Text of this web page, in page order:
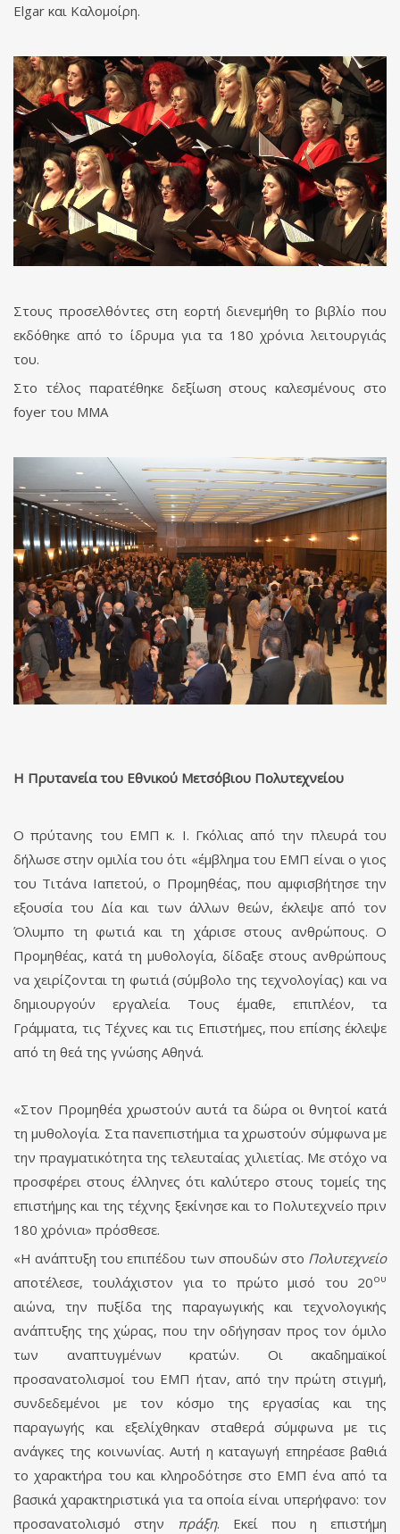
Elgar και Καλομοίρη.
Στους προσελθόντες στη εορτή διενεμήθη το βιβλίο που
εκδόθηκε από το ίδρυμα για τα 180 χρόνια λειτουργιάς
του.
Στο τέλος παρατέθηκε δεξίωση στους καλεσμένους στο
foyer του ΜΜΑ
Η Πρυτανεία του Εθνικού Μετσόβιου Πολυτεχνείου
Ο πρύτανης του ΕΜΠ κ. Ι. Γκόλιας από την πλευρά του
δήλωσε στην ομιλία του ότι «έμβλημα του ΕΜΠ είναι ο γιος
του Τιτάνα Ιαπετού, ο Προμηθέας, που αμφισβήτησε την
εξουσία του Δία και των άλλων θεών, έκλεψε από τον
Όλυμπο τη φωτιά και τη χάρισε στους ανθρώπους. Ο
Προμηθέας, κατά τη μυθολογία, δίδαξε στους ανθρώπους
να χειρίζονται τη φωτιά (σύμβολο της τεχνολογίας) και να
δημιουργούν εργαλεία. Τους έμαθε, επιπλέον, τα
Γράμματα, τις Τέχνες και τις Επιστήμες, που επίσης έκλεψε
από τη θεά της γνώσης Αθηνά.
«Στον Προμηθέα χρωστούν αυτά τα δώρα οι θνητοί κατά
τη μυθολογία. Στα πανεπιστήμια τα χρωστούν σύμφωνα με
την πραγματικότητα της τελευταίας χιλιετίας. Με στόχο να
προσφέρει στους έλληνες ότι καλύτερο στους τομείς της
επιστήμης και της τέχνης ξεκίνησε και το Πολυτεχνείο πριν
180 χρόνια» πρόσθεσε.
«Η ανάπτυξη του επιπέδου των σπουδών στο Πολυτεχνείο
αποτέλεσε, τουλάχιστον για το πρώτο μισό του 20ου
αιώνα, την πυξίδα της παραγωγικής και τεχνολογικής
ανάπτυξης της χώρας, που την οδήγησαν προς τον όμιλο
των αναπτυγμένων κρατών. Οι ακαδημαϊκοί
προσανατολισμοί του ΕΜΠ ήταν, από την πρώτη στιγμή,
συνδεδεμένοι με τον κόσμο της εργασίας και της
παραγωγής και εξελίχθηκαν σταθερά σύμφωνα με τις
ανάγκες της κοινωνίας. Αυτή η καταγωγή επηρέασε βαθιά
το χαρακτήρα του και κληροδότησε στο ΕΜΠ ένα από τα
βασικά χαρακτηριστικά για τα οποία είναι υπερήφανο: τον
προσανατολισμό στην πράξη. Εκεί που η επιστήμη